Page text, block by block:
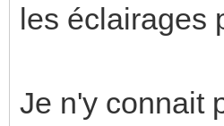
les éclairages
Je n'y connait